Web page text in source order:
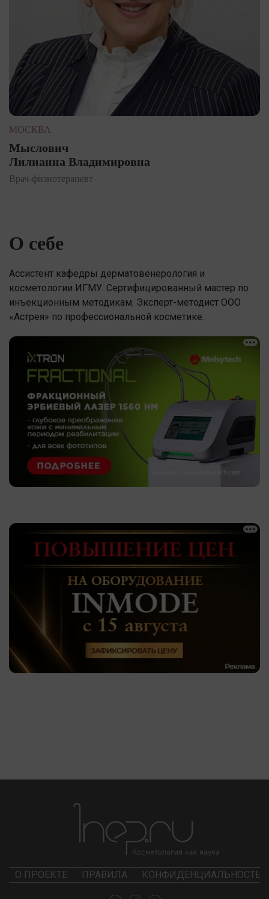
МОСКВА
Мыслович
Лилианна Владимировна
Врач-физиотерапевт
О себе
Ассистент кафедры дерматовенерология и
косметологии ИГМУ. Сертифицированный мастер по
инъекционным методикам. Эксперт-методист ООО
«Астрея» по профессиональной косметике.
О ПРОЕКТЕ ПРАВИЛА КОНФИДЕНЦИАЛЬНОСТЬ